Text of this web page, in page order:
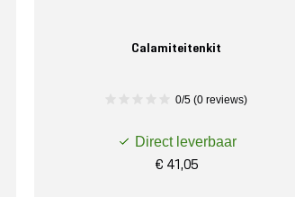
Calamiteitenkit
0/5 (0 reviews)
Direct leverbaar
€ 41,05